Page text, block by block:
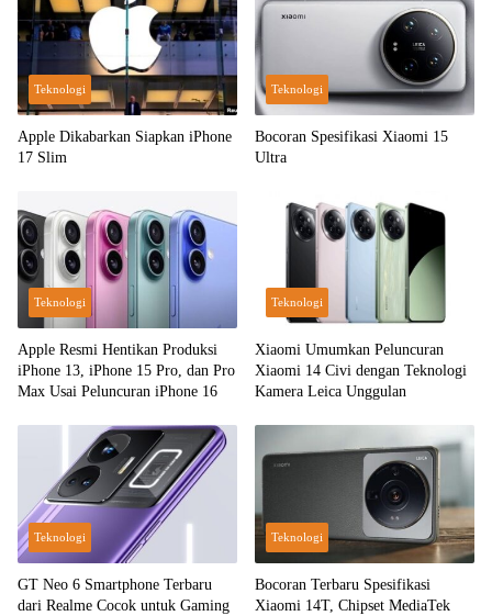
Teknologi
Apple Dikabarkan Siapkan iPhone
17 Slim
Teknologi
Bocoran Spesifikasi Xiaomi 15
Ultra
Teknologi
Apple Resmi Hentikan Produksi
iPhone 13, iPhone 15 Pro, dan Pro
Max Usai Peluncuran iPhone 16
Teknologi
Xiaomi Umumkan Peluncuran
Xiaomi 14 Civi dengan Teknologi
Kamera Leica Unggulan
Teknologi
GT Neo 6 Smartphone Terbaru
dari Realme Cocok untuk Gaming
Teknologi
Bocoran Terbaru Spesifikasi
Xiaomi 14T, Chipset MediaTek